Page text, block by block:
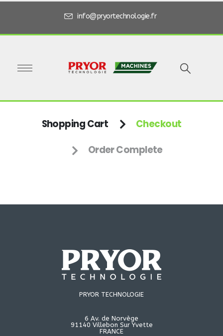
info@pryortechnologie.fr
Shopping Cart Checkout
Order Complete
PRYOR TECHNOLOGIE
6 Av. de Norvège
91140 Villebon Sur Yvette
FRANCE